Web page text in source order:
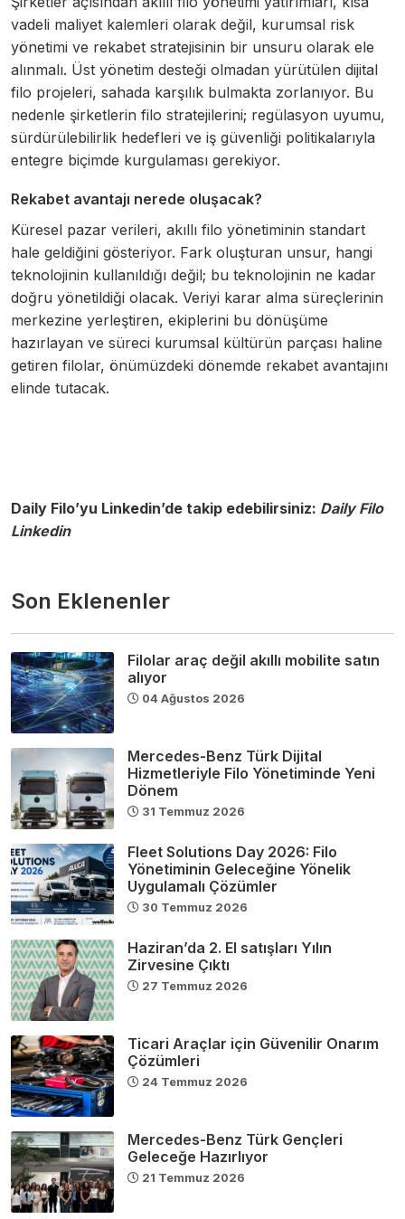
vadeli maliyet kalemleri olarak değil, kurumsal risk
yönetimi ve rekabet stratejisinin bir unsuru olarak ele
alınmalı. Üst yönetim desteği olmadan yürütülen dijital
filo projeleri, sahada karşılık bulmakta zorlanıyor. Bu
nedenle şirketlerin filo stratejilerini; regülasyon uyumu,
sürdürülebilirlik hedefleri ve iş güvenliği politikalarıyla
entegre biçimde kurgulaması gerekiyor.
Rekabet avantajı nerede oluşacak?
Küresel pazar verileri, akıllı filo yönetiminin standart
hale geldiğini gösteriyor. Fark oluşturan unsur, hangi
teknolojinin kullanıldığı değil; bu teknolojinin ne kadar
doğru yönetildiği olacak. Veriyi karar alma süreçlerinin
merkezine yerleştiren, ekiplerini bu dönüşüme
hazırlayan ve süreci kurumsal kültürün parçası haline
getiren filolar, önümüzdeki dönemde rekabet avantajını
elinde tutacak.
Daily Filo’yu Linkedin’de takip edebilirsiniz: Daily Filo
Linkedin
Son Eklenenler
Filolar araç değil akıllı mobilite satın
alıyor
04 Ağustos 2026
Mercedes-Benz Türk Dijital
Hizmetleriyle Filo Yönetiminde Yeni
Dönem
31 Temmuz 2026
Fleet Solutions Day 2026: Filo
Yönetiminin Geleceğine Yönelik
Uygulamalı Çözümler
30 Temmuz 2026
Haziran’da 2. El satışları Yılın
Zirvesine Çıktı
27 Temmuz 2026
Ticari Araçlar için Güvenilir Onarım
Çözümleri
24 Temmuz 2026
Mercedes-Benz Türk Gençleri
Geleceğe Hazırlıyor
21 Temmuz 2026